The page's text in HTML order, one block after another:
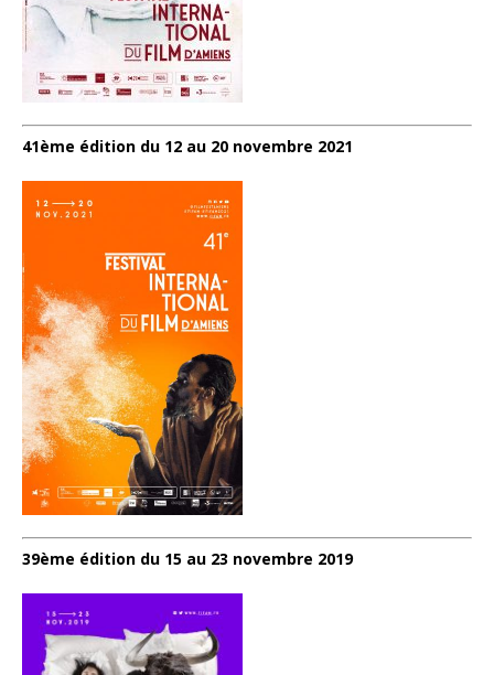
41ème édition du 12 au 20 novembre 2021
39ème édition du 15 au 23 novembre 2019